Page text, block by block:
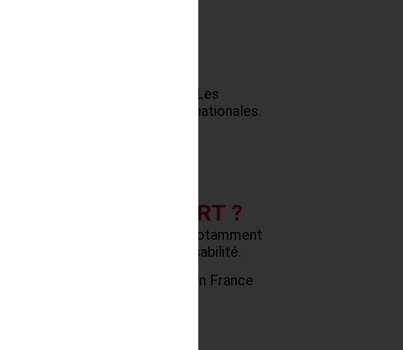
transport et la supply chain. Les
ou des organisations internationales.
de plateforme ou
ET TRANSPORT ?
de la Supply Chain, notamment
à des postes à responsabilité.
secteur en forte croissance, en France